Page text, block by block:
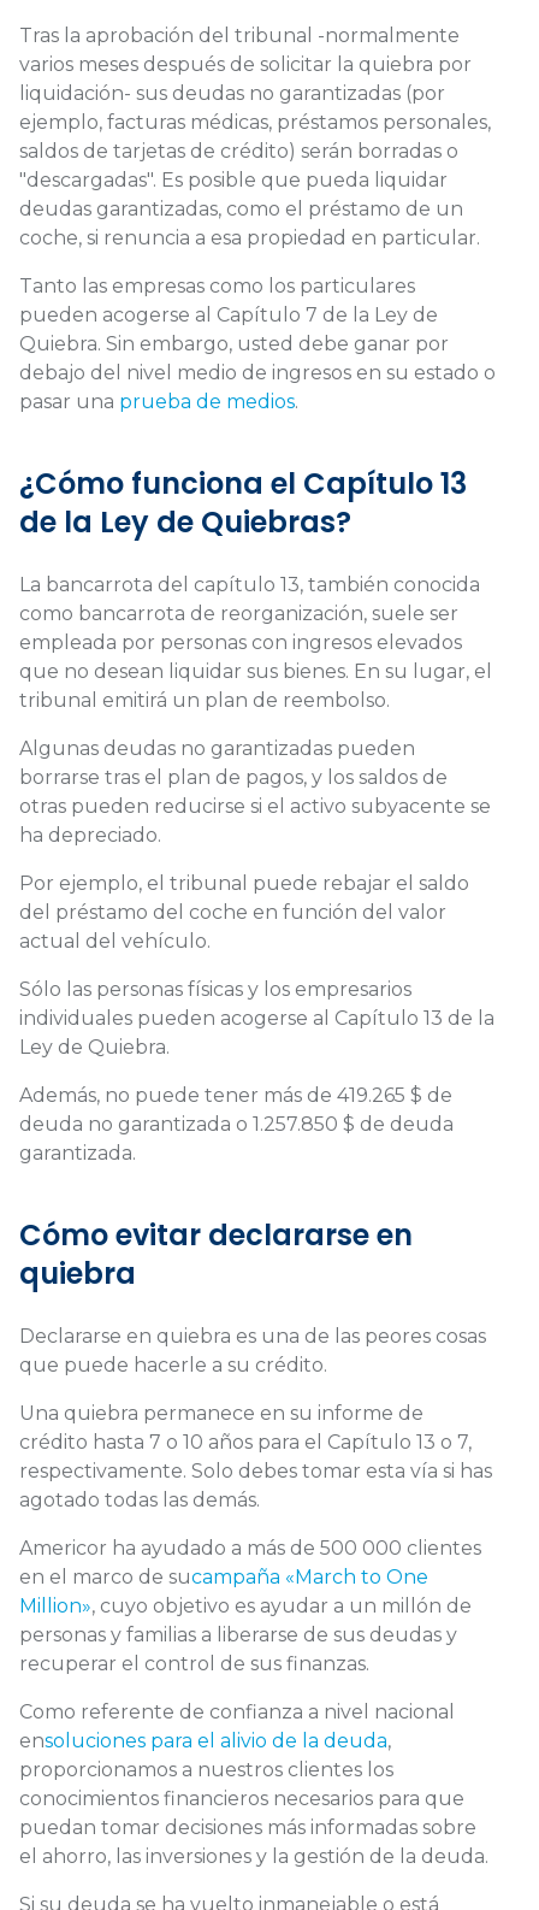
Tras la aprobación del tribunal -normalmente
varios meses después de solicitar la quiebra por
liquidación- sus deudas no garantizadas (por
ejemplo, facturas médicas, préstamos personales,
saldos de tarjetas de crédito) serán borradas o
"descargadas". Es posible que pueda liquidar
deudas garantizadas, como el préstamo de un
coche, si renuncia a esa propiedad en particular.
Tanto las empresas como los particulares
pueden acogerse al Capítulo 7 de la Ley de
Quiebra. Sin embargo, usted debe ganar por
debajo del nivel medio de ingresos en su estado o
pasar una prueba de medios.
¿Cómo funciona el Capítulo 13
de la Ley de Quiebras?
La bancarrota del capítulo 13, también conocida
como bancarrota de reorganización, suele ser
empleada por personas con ingresos elevados
que no desean liquidar sus bienes. En su lugar, el
tribunal emitirá un plan de reembolso.
Algunas deudas no garantizadas pueden
borrarse tras el plan de pagos, y los saldos de
otras pueden reducirse si el activo subyacente se
ha depreciado.
Por ejemplo, el tribunal puede rebajar el saldo
del préstamo del coche en función del valor
actual del vehículo.
Sólo las personas físicas y los empresarios
individuales pueden acogerse al Capítulo 13 de la
Ley de Quiebra.
Además, no puede tener más de 419.265 $ de
deuda no garantizada o 1.257.850 $ de deuda
garantizada.
Cómo evitar declararse en
quiebra
Declararse en quiebra es una de las peores cosas
que puede hacerle a su crédito.
Una quiebra permanece en su informe de
crédito hasta 7 o 10 años para el Capítulo 13 o 7,
respectivamente. Solo debes tomar esta vía si has
agotado todas las demás.
Americor ha ayudado a más de 500 000 clientes
en el marco de sucampaña «March to One
Million», cuyo objetivo es ayudar a un millón de
personas y familias a liberarse de sus deudas y
recuperar el control de sus finanzas.
Como referente de confianza a nivel nacional
ensoluciones para el alivio de la deuda,
proporcionamos a nuestros clientes los
conocimientos financieros necesarios para que
puedan tomar decisiones más informadas sobre
el ahorro, las inversiones y la gestión de la deuda.
Si su deuda se ha vuelto inmanejable o está